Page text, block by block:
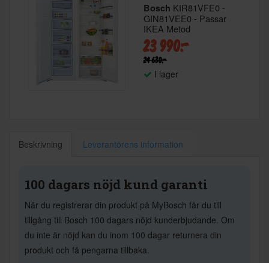
Bosch KIR81VFE0 -
GIN81VEE0 - Passar
IKEA Metod
23 990:-
24 630:-
I lager
Beskrivning Leverantörens information
100 dagars nöjd kund garanti
När du registrerar din produkt på MyBosch får du till
tillgång till Bosch 100 dagars nöjd kunderbjudande. Om
du inte är nöjd kan du inom 100 dagar returnera din
produkt och få pengarna tillbaka.